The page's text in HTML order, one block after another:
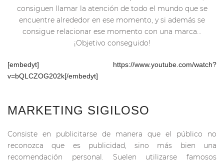
consiguen llamar la atención de todo el mundo que se
encuentre alrededor en ese momento, y si además se
consigue relacionar ese momento con una marca…
¡Objetivo conseguido!
[embedyt] https://www.youtube.com/watch?
v=bQLCZOG202k[/embedyt]
MARKETING SIGILOSO
Consiste en publicitarse de manera que el público no
reconozca que es publicidad, sino más bien una
recomendación personal. Suelen utilizarse famosos